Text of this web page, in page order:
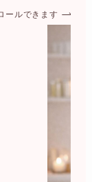
ールできます